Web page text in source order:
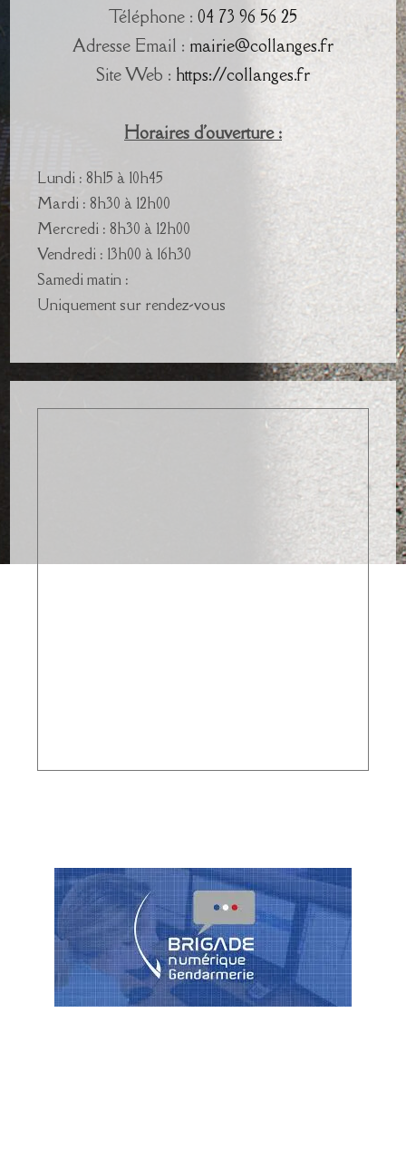
Téléphone : 04 73 96 56 25
Adresse Email : mairie@collanges.fr
Site Web : https://collanges.fr
Horaires d'ouverture :
Lundi : 8h15 à 10h45
Mardi : 8h30 à 12h00
Mercredi : 8h30 à 12h00
Vendredi : 13h00 à 16h30
Samedi matin :
Uniquement sur rendez-vous